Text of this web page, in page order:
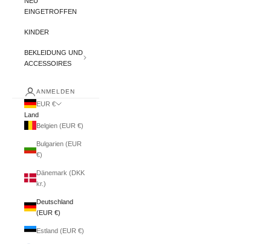
EINGETROFFEN
KINDER
BEKLEIDUNG UND
ACCESSOIRES
ANMELDEN
EUR €
Land
Belgien (EUR €)
Bulgarien (EUR
€)
Dänemark (DKK
kr.)
Deutschland
(EUR €)
Estland (EUR €)